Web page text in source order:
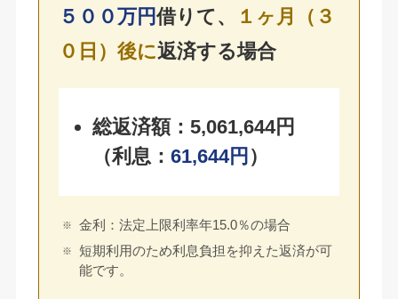
５００万円借りて、
１ヶ月（３
０日）後に返済する場合
総返済額：5,061,644円
（利息：61,644円 ）
金利：法定上限利率年15.0％の場合
短期利用のため利息負担を抑えた返済が可
能です。